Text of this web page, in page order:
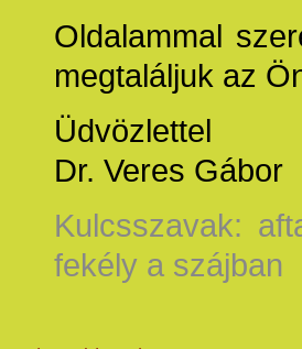
Oldalammal
megtaláljuk az
Üdvözlettel
Dr. Veres Gábor
Kulcsszavak:
fekély a szájban